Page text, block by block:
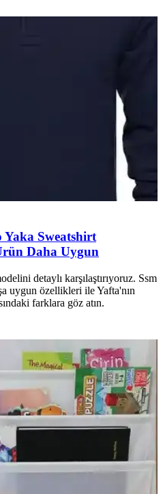
Yaka Sweatshirt
Daha Uygun
detaylı karşılaştırıyoruz. Ssm
uygun özellikleri ile Yafta'nın
farklara göz atın.